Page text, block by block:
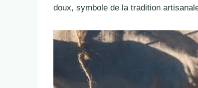
doux, symbole de la tradition